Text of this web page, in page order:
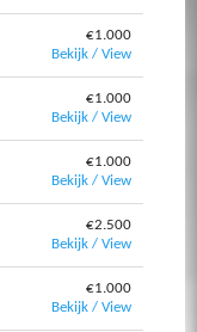
€1.000
Bekijk / View
€1.000
Bekijk / View
€1.000
Bekijk / View
€2.500
Bekijk / View
€1.000
Bekijk / View